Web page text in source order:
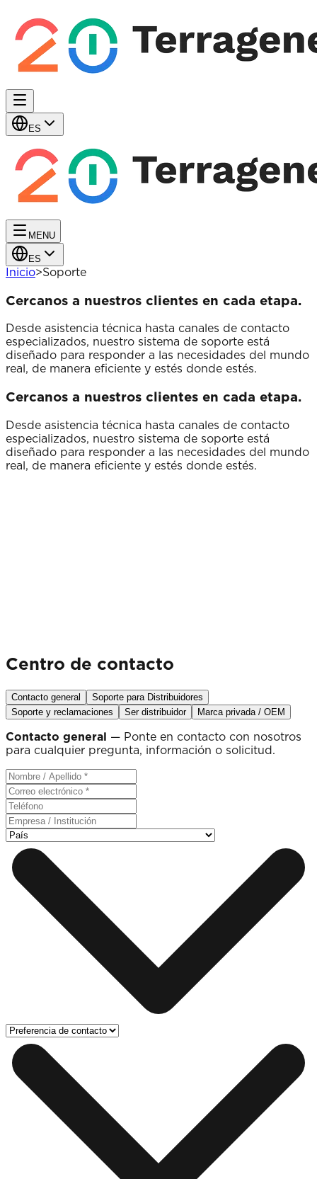
ES
MENU
ES
Inicio>Soporte
Cercanos a nuestros clientes en cada etapa.
Desde asistencia técnica hasta canales de contacto
especializados, nuestro sistema de soporte está
diseñado para responder a las necesidades del mundo
real, de manera eficiente y estés donde estés.
Cercanos a nuestros clientes en cada etapa.
Desde asistencia técnica hasta canales de contacto
especializados, nuestro sistema de soporte está
diseñado para responder a las necesidades del mundo
real, de manera eficiente y estés donde estés.
Centro de contacto
Contacto general
Soporte para Distribuidores
Soporte y reclamaciones
Ser distribuidor Marca privada / OEM
Contacto general
— Ponte en contacto con nosotros
para cualquier pregunta, información o solicitud.